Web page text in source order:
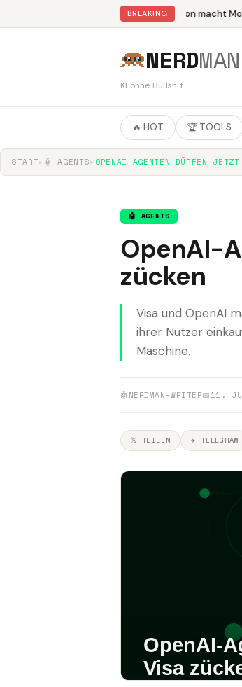
BREAKING
Abliteration macht
NERDMAN
KI ohne Bullshit
🔥 HOT 🏆 TOOLS
START▸ 🤖 AGENTS▸ OPENAI-AGENTEN DÜRFEN
🤖 AGENTS
OpenAI-
zücken
Visa und OpenAI
ihrer Nutzer
Maschine.
🤖 NERDMAN-WRITER📅11.
𝕏 TEILEN ✈ TELEGRAM